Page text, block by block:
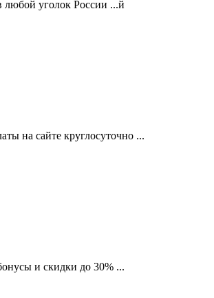
любой уголок России ...й
на сайте круглосуточно ...
и скидки до 30% ...